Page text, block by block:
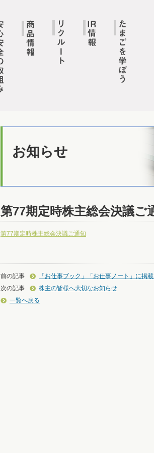
お知らせ
第77期定時株主総会決議ご
第77期定時株主総会決議ご通知
前の記事
「お仕事ブック」「お仕事ノート」に掲
次の記事
株主の皆様へ大切なお知らせ
一覧へ戻る